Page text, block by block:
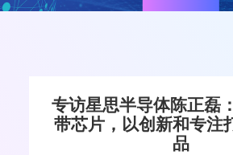
专访星思半导体陈正磊
带芯片，以创新和专注
品